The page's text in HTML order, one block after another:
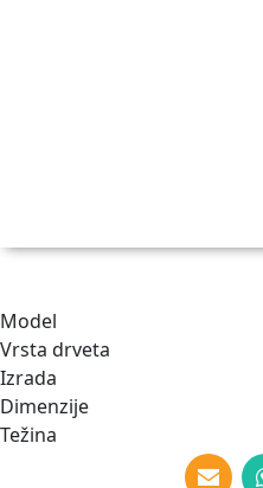
Model
Vrsta drveta
Izrada
Dimenzije
Težina